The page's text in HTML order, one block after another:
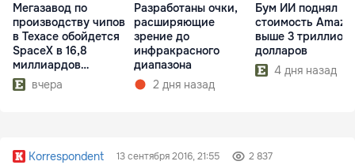
Мегазавод по
производству чипов
в Техасе обойдется
SpaceX в 16,8
миллиардов
долларов
вчера
Разработаны очки,
расширяющие
зрение до
инфракрасного
диапазона
2 дня назад
Бум ИИ поднял
стоимость
выше 3
долларов
4 дня назад
Korrespondent 13 сентября 2016, 21:55 2 837